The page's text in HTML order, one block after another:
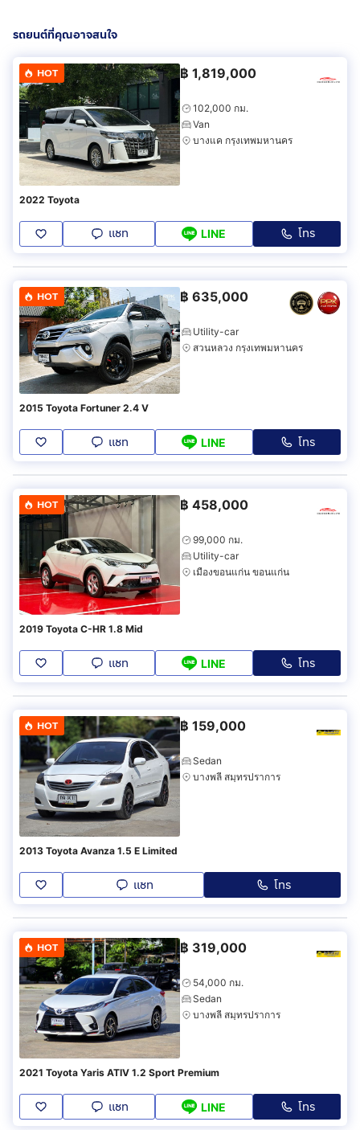
รถยนต์ที่คุณอาจสนใจ
HOT ฿ 1,819,000
102,000 กม.
Van
บางแค กรุงเทพมหานคร
2022 Toyota
แชท LINE โทร
HOT ฿ 635,000
Utility-car
สวนหลวง กรุงเทพมหานคร
2015 Toyota Fortuner 2.4 V
แชท LINE โทร
HOT ฿ 458,000
99,000 กม.
Utility-car
เมืองขอนแก่น ขอนแก่น
2019 Toyota C-HR 1.8 Mid
แชท LINE โทร
HOT ฿ 159,000
Sedan
บางพลี สมุทรปราการ
2013 Toyota Avanza 1.5 E Limited
แชท โทร
HOT ฿ 319,000
54,000 กม.
Sedan
บางพลี สมุทรปราการ
2021 Toyota Yaris ATIV 1.2 Sport Premium
แชท LINE โทร